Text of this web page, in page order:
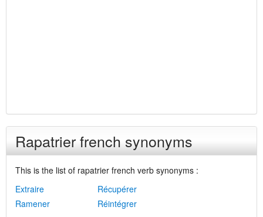
Rapatrier french synonyms
This is the list of rapatrier french verb synonyms :
Extraire
Récupérer
Ramener
Réintégrer